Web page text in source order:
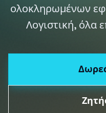
ολοκληρωμένων
Λογιστική, όλα